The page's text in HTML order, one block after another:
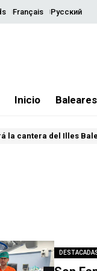
Français Русский
Inicio Baleares
la cantera del Illes